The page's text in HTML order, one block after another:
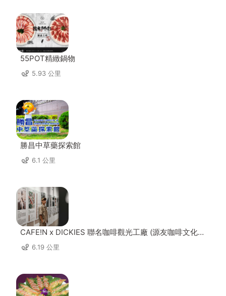
55POT精緻鍋物
5.93 公里
勝昌中草藥探索館
6.1 公里
CAFE!N x DICKIES 聯名咖啡觀光工廠 (源友咖啡文化園
區) 6.19 公里